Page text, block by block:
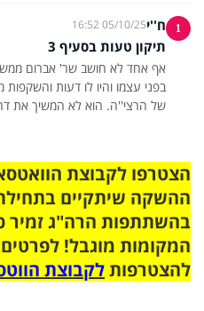
1 ח''י05/10/25 16:52
תיקון טעות בסעיף 3
אף אחד לא חושב שר' אברום
בפני עצמו והיו לו דעות
של הרצי''ה. הוא לא המשיך את
ההשקה שיתקיים
בהשתתפות הרה"ג זמיר
המקומות מוגבל!
להצטרפותלקבוצת